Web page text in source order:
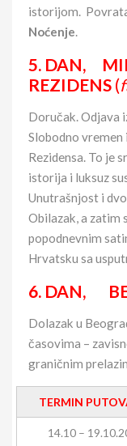
istorijom.
Noćenje.
5. DAN,
REZIDENS (
Doručak. Odjava
Slobodno
Rezidensa. To je
istorija i luksuz
Unutrašnjost i
Obilazak, a zatim
popodnevnim
Hrvatsku sa
6. DAN,
Dolazak u
časovima –
graničnim
TERMIN
14.10 –